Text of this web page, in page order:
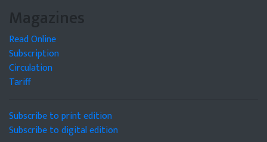
Magazines
Read Online
Subscription
Circulation
Tariff
Subscribe to print edition
Subscribe to digital edition